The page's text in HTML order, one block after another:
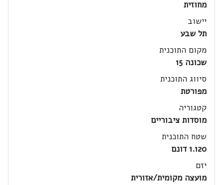
מחוזית
יישוב
תל שבע
מקום התוכנית
שכונה 15
סיווג התוכנית
מפורטת
קטגוריה
מוסדות ציבוריים
שטח התוכנית
1.120 דונם
יזם
מועצה מקומית/אזורית